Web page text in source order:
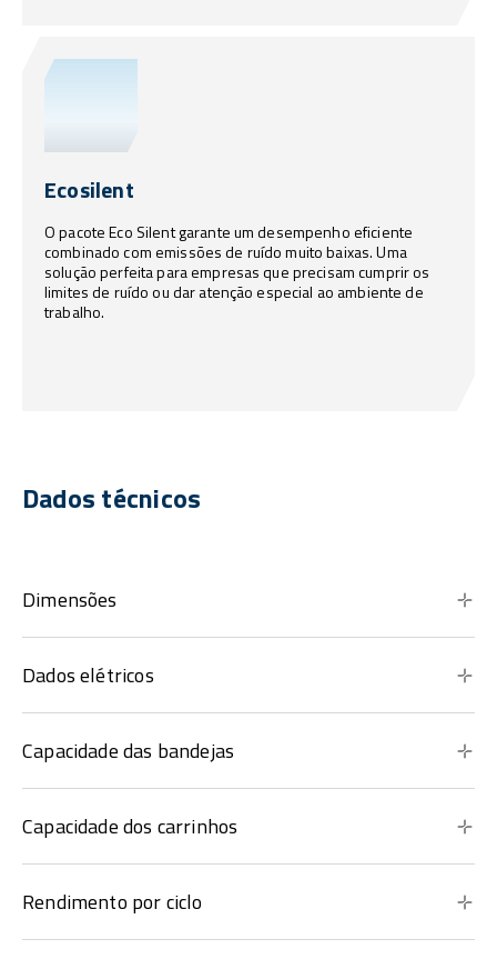
Ecosilent
O pacote Eco Silent garante um desempenho eficiente
combinado com emissões de ruído muito baixas. Uma
solução perfeita para empresas que precisam cumprir os
limites de ruído ou dar atenção especial ao ambiente de
trabalho.
Dados técnicos
Dimensões
Dados elétricos
Capacidade das bandejas
Capacidade dos carrinhos
Rendimento por ciclo